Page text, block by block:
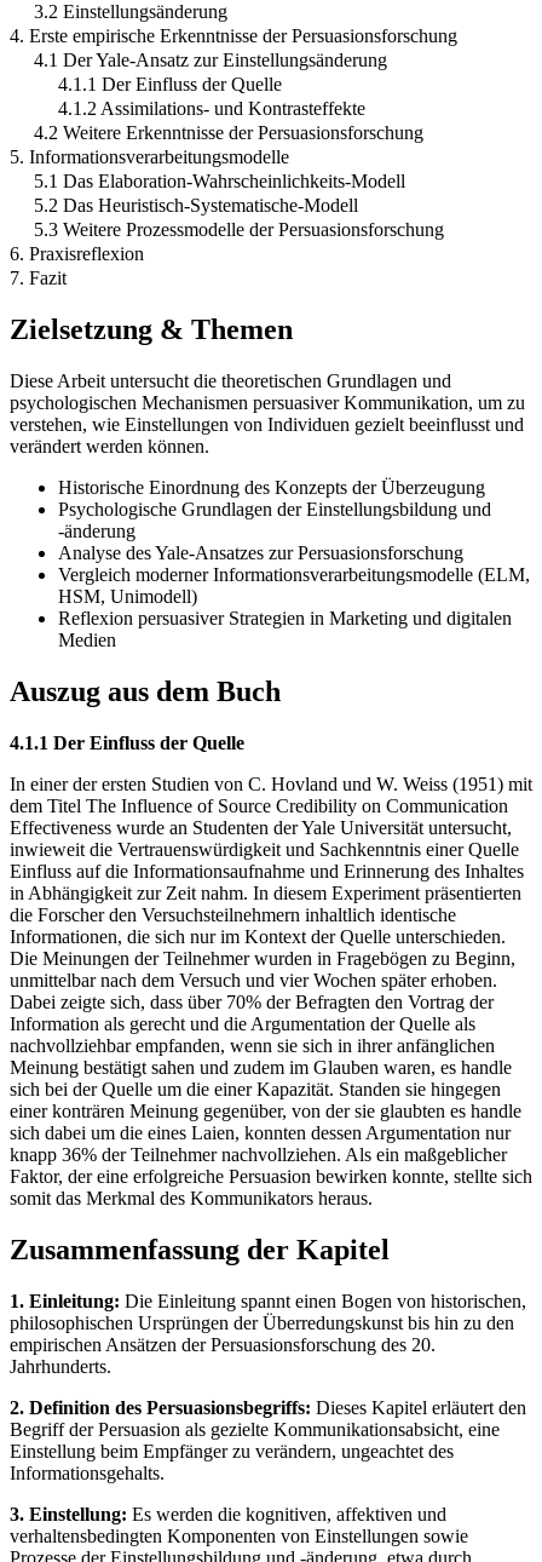
3.2 Einstellungsänderung
4. Erste empirische Erkenntnisse der Persuasionsforschung
4.1 Der Yale-Ansatz zur Einstellungsänderung
4.1.1 Der Einfluss der Quelle
4.1.2 Assimilations- und Kontrasteffekte
4.2 Weitere Erkenntnisse der Persuasionsforschung
5. Informationsverarbeitungsmodelle
5.1 Das Elaboration-Wahrscheinlichkeits-Modell
5.2 Das Heuristisch-Systematische-Modell
5.3 Weitere Prozessmodelle der Persuasionsforschung
6. Praxisreflexion
7. Fazit
Zielsetzung & Themen
Diese Arbeit untersucht die theoretischen Grundlagen und
psychologischen Mechanismen persuasiver Kommunikation, um zu
verstehen, wie Einstellungen von Individuen gezielt beeinflusst und
verändert werden können.
Historische Einordnung des Konzepts der Überzeugung
Psychologische Grundlagen der Einstellungsbildung und
-änderung
Analyse des Yale-Ansatzes zur Persuasionsforschung
Vergleich moderner Informationsverarbeitungsmodelle (ELM,
HSM, Unimodell)
Reflexion persuasiver Strategien in Marketing und digitalen
Medien
Auszug aus dem Buch
4.1.1 Der Einfluss der Quelle
In einer der ersten Studien von C. Hovland und W. Weiss (1951) mit
dem Titel The Influence of Source Credibility on Communication
Effectiveness wurde an Studenten der Yale Universität untersucht,
inwieweit die Vertrauenswürdigkeit und Sachkenntnis einer Quelle
Einfluss auf die Informationsaufnahme und Erinnerung des Inhaltes
in Abhängigkeit zur Zeit nahm. In diesem Experiment präsentierten
die Forscher den Versuchsteilnehmern inhaltlich identische
Informationen, die sich nur im Kontext der Quelle unterschieden.
Die Meinungen der Teilnehmer wurden in Fragebögen zu Beginn,
unmittelbar nach dem Versuch und vier Wochen später erhoben.
Dabei zeigte sich, dass über 70% der Befragten den Vortrag der
Information als gerecht und die Argumentation der Quelle als
nachvollziehbar empfanden, wenn sie sich in ihrer anfänglichen
Meinung bestätigt sahen und zudem im Glauben waren, es handle
sich bei der Quelle um die einer Kapazität. Standen sie hingegen
einer konträren Meinung gegenüber, von der sie glaubten es handle
sich dabei um die eines Laien, konnten dessen Argumentation nur
knapp 36% der Teilnehmer nachvollziehen. Als ein maßgeblicher
Faktor, der eine erfolgreiche Persuasion bewirken konnte, stellte sich
somit das Merkmal des Kommunikators heraus.
Zusammenfassung der Kapitel
1. Einleitung: Die Einleitung spannt einen Bogen von historischen,
philosophischen Ursprüngen der Überredungskunst bis hin zu den
empirischen Ansätzen der Persuasionsforschung des 20.
Jahrhunderts.
2. Definition des Persuasionsbegriffs: Dieses Kapitel erläutert den
Begriff der Persuasion als gezielte Kommunikationsabsicht, eine
Einstellung beim Empfänger zu verändern, ungeachtet des
Informationsgehalts.
3. Einstellung: Es werden die kognitiven, affektiven und
verhaltensbedingten Komponenten von Einstellungen sowie
Prozesse der Einstellungsbildung und -änderung, etwa durch